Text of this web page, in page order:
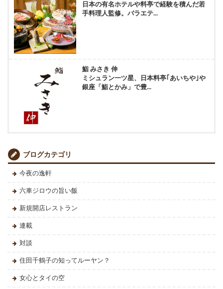
日本の有名ホテルや料亭で経験を積んだ若
手料理人監修。バラエテ...
鮨 みさき 伸
ミシュラン一ツ星、日本料亭｢あいちや｣や
銀座「鮨とかみ」で豊...
ブログカテゴリ
今夜の逸軒
六車ジロウの旨い飯
新規開店レストラン
連載
対談
住田千鶴子の知ってルーヤン？
女心とタイの空